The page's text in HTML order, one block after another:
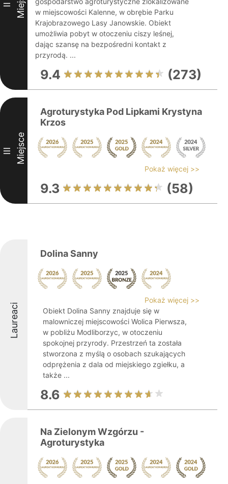
II
w miejscowości Kalenne, w obrębie Parku
Krajobrazowego Lasy Janowskie. Obiekt
umożliwia pobyt w otoczeniu ciszy leśnej,
dając szansę na bezpośredni kontakt z
przyrodą. ...
9.4 (273)
III Miejsce
Agroturystyka Pod Lipkami Krystyna
Krzos
Pokaż więcej >>
9.3 (58)
Laureaci
Dolina Sanny
Pokaż więcej >>
Obiekt Dolina Sanny znajduje się w
malowniczej miejscowości Wolica Pierwsza,
w pobliżu Modliborzyc, w otoczeniu
spokojnej przyrody. Przestrzeń ta została
stworzona z myślą o osobach szukających
odprężenia z dala od miejskiego zgiełku, a
także ...
8.6
Na Zielonym Wzgórzu -
Agroturystyka